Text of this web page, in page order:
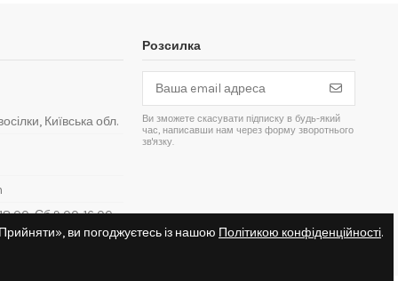
Київська обл.
Сб 9:00-16:00,
Розсилка
Ви зможете скасувати підписку в будь-який
час, написавши нам через форму зворотнього
зв'язку.
ви погоджуєтесь із нашою Політикою конфіденційності.